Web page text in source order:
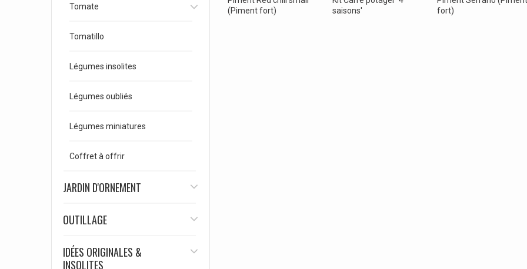
Tomate
Tomatillo
Légumes insolites
Légumes oubliés
Légumes miniatures
Coffret à offrir
JARDIN D'ORNEMENT
OUTILLAGE
IDÉES ORIGINALES &
INSOLITES
(Piment fort)
saisons'
fort)